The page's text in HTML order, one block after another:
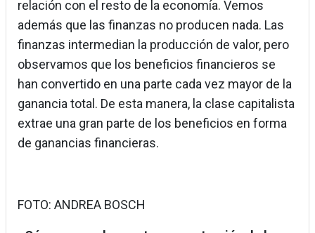
relación con el resto de la economía. Vemos
además que las finanzas no producen nada. Las
finanzas intermedian la producción de valor, pero
observamos que los beneficios financieros se
han convertido en una parte cada vez mayor de la
ganancia total. De esta manera, la clase capitalista
extrae una gran parte de los beneficios en forma
de ganancias financieras.
FOTO: ANDREA BOSCH